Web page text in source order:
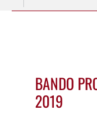
BANDO
2019